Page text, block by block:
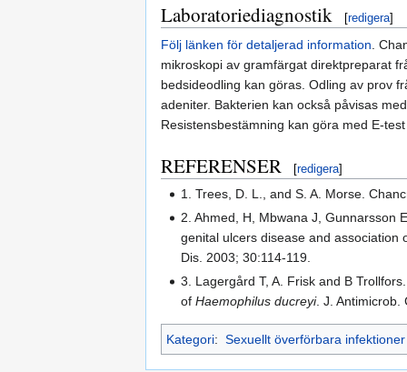
Laboratoriediagnostik [redigera]
Följ länken för detaljerad information .
mikroskopi av gramfärgat direktpreparat
bedsideodling kan göras. Odling av prov
adeniter. Bakterien kan också påvisas
Resistensbestämning kan göra med E-
REFERENSER [redigera]
1. Trees, D. L., and S. A. Morse.
2. Ahmed, H, Mbwana J, Gunnarsson
genital ulcers disease and association
Dis. 2003; 30:114-119.
3. Lagergård T, A. Frisk and B
ofHaemophilus ducreyi. J. Antimicrob.
Kategori: Sexuellt överförbara